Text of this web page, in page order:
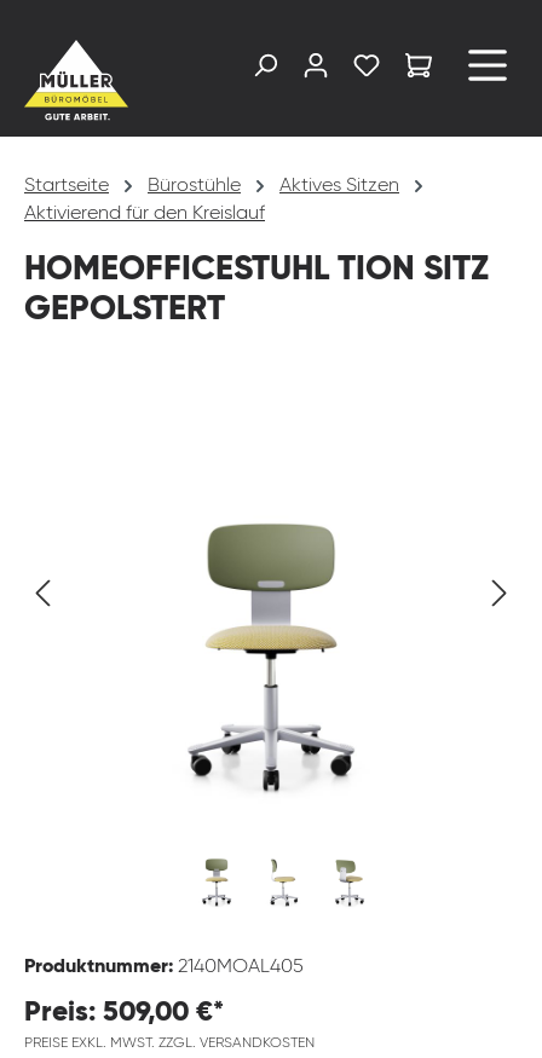
Startseite Bürostühle
Aktives Sitzen
Aktivierend für den Kreislauf
HOMEOFFICESTUHL TION SITZ
GEPOLSTERT
Produktnummer: 2140MOAL405
Preis: 509,00 €*
PREISE EXKL. MWST. ZZGL. VERSANDKOSTEN